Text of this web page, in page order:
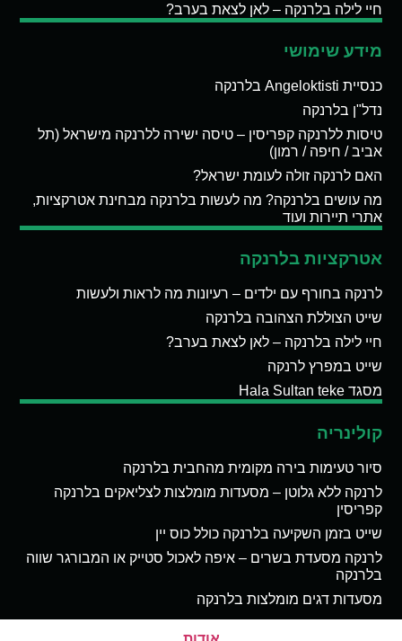
חיי לילה בלרנקה – לאן לצאת בערב?
מידע שימושי
כנסיית Angeloktisti בלרנקה
נדל"ן בלרנקה
טיסות ללרנקה קפריסין – טיסה ישירה ללרנקה מישראל (תל
אביב / חיפה / רמון)
האם לרנקה זולה לעומת ישראל?
מה עושים בלרנקה? מה לעשות בלרנקה מבחינת אטרקציות,
אתרי תיירות ועוד
אטרקציות בלרנקה
לרנקה בחורף עם ילדים – רעיונות מה לראות ולעשות
שייט הצוללת הצהובה בלרנקה
חיי לילה בלרנקה – לאן לצאת בערב?
שייט במפרץ לרנקה
מסגד Hala Sultan teke
קולינריה
סיור טעימות בירה מקומית מהחבית בלרנקה
לרנקה ללא גלוטן – מסעדות מומלצות לצליאקים בלרנקה
קפריסין
שייט בזמן השקיעה בלרנקה כולל כוס יין
לרנקה מסעדת בשרים – איפה לאכול סטייק או המבורגר שווה
בלרנקה
מסעדות דגים מומלצות בלרנקה